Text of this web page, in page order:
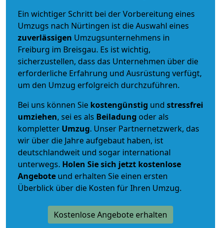
Ein wichtiger Schritt bei der Vorbereitung eines
Umzugs nach Nürtingen ist die Auswahl eines
zuverlässigen Umzugsunternehmens in
Freiburg im Breisgau. Es ist wichtig,
sicherzustellen, dass das Unternehmen über die
erforderliche Erfahrung und Ausrüstung verfügt,
um den Umzug erfolgreich durchzuführen.
Bei uns können Sie kostengünstig und stressfrei
umziehen, sei es als Beiladung oder als
kompletter Umzug. Unser Partnernetzwerk, das
wir über die Jahre aufgebaut haben, ist
deutschlandweit und sogar international
unterwegs. Holen Sie sich jetzt kostenlose
Angebote und erhalten Sie einen ersten
Überblick über die Kosten für Ihren Umzug.
Kostenlose Angebote erhalten